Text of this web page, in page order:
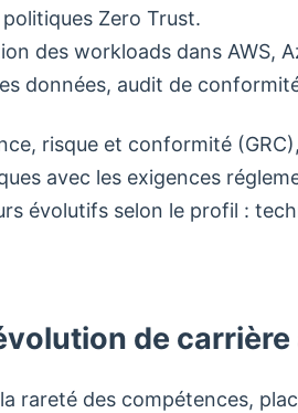
Zero Trust.
des workloads dans AWS,
données, audit de
risque et conformité
avec les exigences
évolutifs selon le profil :
de
rareté des compétences,